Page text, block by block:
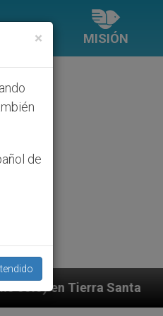
MISIÓN
Sacerdotes
×
de